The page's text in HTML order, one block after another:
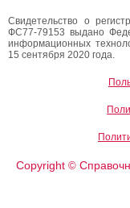
Свидетельство о
ФС77-79153 выдано
информационных
15 сентября 2020 года.
Copyright ©